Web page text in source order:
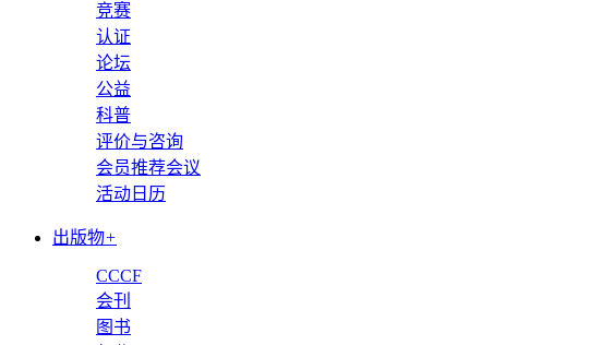
竞赛
认证
论坛
公益
科普
评价与咨询
会员推荐会议
活动日历
出版物+
CCCF
会刊
图书